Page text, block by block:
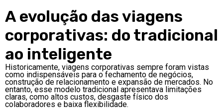
A evolução das viagens
corporativas: do tradicional
ao inteligente
Historicamente, viagens corporativas sempre foram vistas
como indispensáveis para o fechamento de negócios,
construção de relacionamento e expansão de mercados. No
entanto, esse modelo tradicional apresentava limitações
claras, como altos custos, desgaste físico dos
colaboradores e baixa flexibilidade.